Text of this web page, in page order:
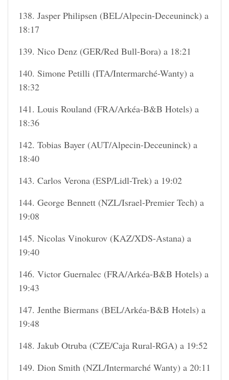
138. Jasper Philipsen (BEL/Alpecin-Deceuninck) a
18:17
139. Nico Denz (GER/Red Bull-Bora) a 18:21
140. Simone Petilli (ITA/Intermarché-Wanty) a
18:32
141. Louis Rouland (FRA/Arkéa-B&B Hotels) a
18:36
142. Tobias Bayer (AUT/Alpecin-Deceuninck) a
18:40
143. Carlos Verona (ESP/Lidl-Trek) a 19:02
144. George Bennett (NZL/Israel-Premier Tech) a
19:08
145. Nicolas Vinokurov (KAZ/XDS-Astana) a
19:40
146. Victor Guernalec (FRA/Arkéa-B&B Hotels) a
19:43
147. Jenthe Biermans (BEL/Arkéa-B&B Hotels) a
19:48
148. Jakub Otruba (CZE/Caja Rural-RGA) a 19:52
149. Dion Smith (NZL/Intermarché Wanty) a 20:11